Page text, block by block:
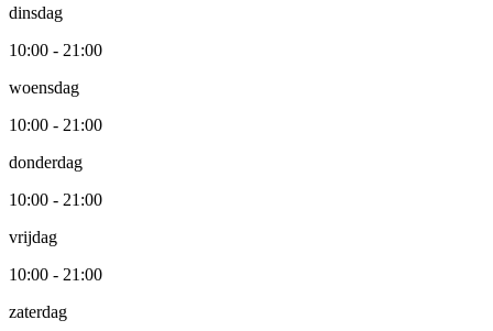
dinsdag
10:00 - 21:00
woensdag
10:00 - 21:00
donderdag
10:00 - 21:00
vrijdag
10:00 - 21:00
zaterdag